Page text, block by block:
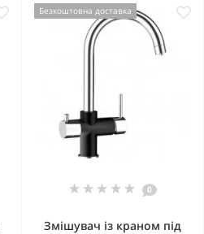
Безкоштовна доставка
0
Змішувач із краном під